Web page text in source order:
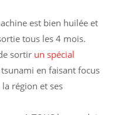
est bien huilée et
tous les 4 mois.
sortir un spécial
en faisant focus
région et ses